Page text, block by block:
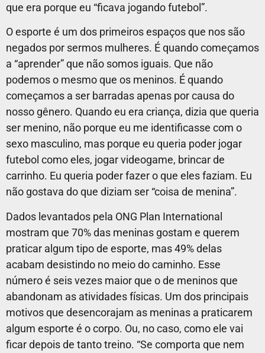
que era porque eu “ficava jogando futebol”.
O esporte é um dos primeiros espaços que nos são
negados por sermos mulheres. É quando começamos
a “aprender” que não somos iguais. Que não
podemos o mesmo que os meninos. É quando
começamos a ser barradas apenas por causa do
nosso gênero. Quando eu era criança, dizia que queria
ser menino, não porque eu me identificasse com o
sexo masculino, mas porque eu queria poder jogar
futebol como eles, jogar videogame, brincar de
carrinho. Eu queria poder fazer o que eles faziam. Eu
não gostava do que diziam ser “coisa de menina”.
Dados levantados pela ONG Plan International
mostram que 70% das meninas gostam e querem
praticar algum tipo de esporte, mas 49% delas
acabam desistindo no meio do caminho. Esse
número é seis vezes maior que o de meninos que
abandonam as atividades físicas. Um dos principais
motivos que desencorajam as meninas a praticarem
algum esporte é o corpo. Ou, no caso, como ele vai
ficar depois de tanto treino. “Se comporta que nem